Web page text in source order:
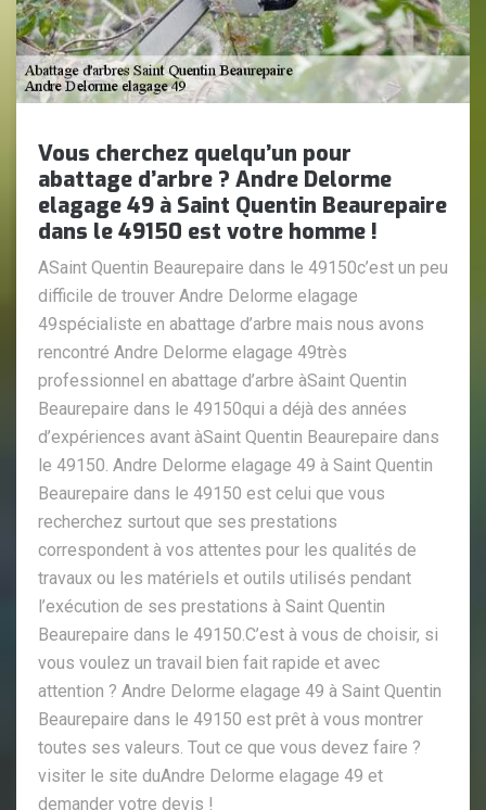
Vous cherchez quelqu’un pour
abattage d’arbre ? Andre Delorme
elagage 49 à Saint Quentin Beaurepaire
dans le 49150 est votre homme !
ASaint Quentin Beaurepaire dans le 49150c’est un peu
difficile de trouver Andre Delorme elagage
49spécialiste en abattage d’arbre mais nous avons
rencontré Andre Delorme elagage 49très
professionnel en abattage d’arbre àSaint Quentin
Beaurepaire dans le 49150qui a déjà des années
d’expériences avant àSaint Quentin Beaurepaire dans
le 49150. Andre Delorme elagage 49 à Saint Quentin
Beaurepaire dans le 49150 est celui que vous
recherchez surtout que ses prestations
correspondent à vos attentes pour les qualités de
travaux ou les matériels et outils utilisés pendant
l’exécution de ses prestations à Saint Quentin
Beaurepaire dans le 49150.C’est à vous de choisir, si
vous voulez un travail bien fait rapide et avec
attention ? Andre Delorme elagage 49 à Saint Quentin
Beaurepaire dans le 49150 est prêt à vous montrer
toutes ses valeurs. Tout ce que vous devez faire ?
visiter le site duAndre Delorme elagage 49 et
demander votre devis !